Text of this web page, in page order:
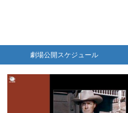
劇場公開スケジュール